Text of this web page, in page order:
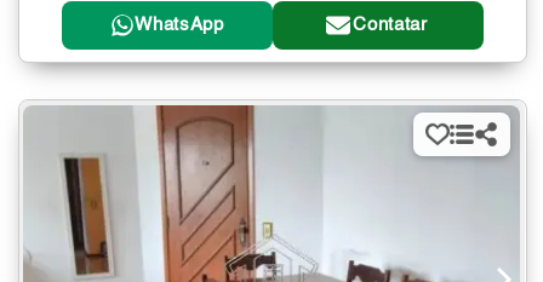
WhatsApp Contatar